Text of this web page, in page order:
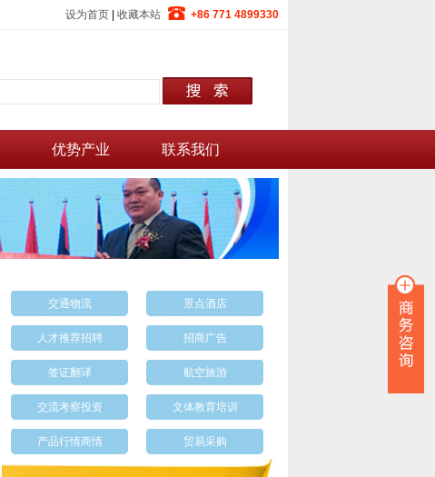
设为首页 收藏本站 +86 771 4899330
优势产业 联系我们
交通物流 景点酒店
人才推荐招聘 招商广告
签证翻译 航空旅游
交流考察投资 文体教育培训
产品行情商情 贸易采购